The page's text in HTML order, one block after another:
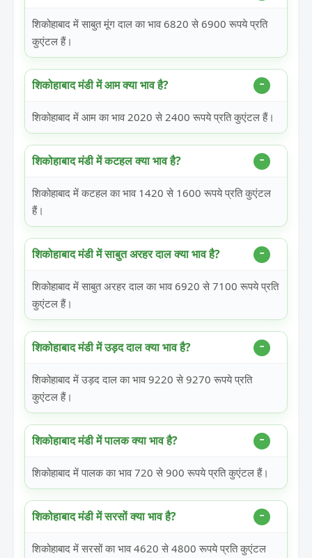
शिकोहाबाद में साबुत मूंग दाल का भाव 6820 से 6900 रूपये प्रति
कुएंटल हैं।
शिकोहाबाद मंडी में आम क्या भाव है?
शिकोहाबाद में आम का भाव 2020 से 2400 रूपये प्रति कुएंटल हैं।
शिकोहाबाद मंडी में कटहल क्या भाव है?
शिकोहाबाद में कटहल का भाव 1420 से 1600 रूपये प्रति कुएंटल
हैं।
शिकोहाबाद मंडी में साबुत अरहर दाल क्या भाव है?
शिकोहाबाद में साबुत अरहर दाल का भाव 6920 से 7100 रूपये प्रति
कुएंटल हैं।
शिकोहाबाद मंडी में उड़द दाल क्या भाव है?
शिकोहाबाद में उड़द दाल का भाव 9220 से 9270 रूपये प्रति
कुएंटल हैं।
शिकोहाबाद मंडी में पालक क्या भाव है?
शिकोहाबाद में पालक का भाव 720 से 900 रूपये प्रति कुएंटल हैं।
शिकोहाबाद मंडी में सरसों क्या भाव है?
शिकोहाबाद में सरसों का भाव 4620 से 4800 रूपये प्रति कुएंटल